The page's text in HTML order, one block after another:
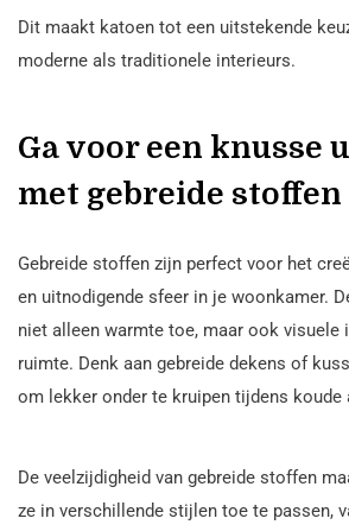
Dit maakt katoen tot een uitstekende
moderne als traditionele interieurs.
Ga voor een knusse
met gebreide stoffen
Gebreide stoffen zijn perfect voor het
en uitnodigende sfeer in je woonkamer.
niet alleen warmte toe, maar ook visuele
ruimte. Denk aan gebreide dekens of
om lekker onder te kruipen tijdens koude
De veelzijdigheid van gebreide stoffen
ze in verschillende stijlen toe te passen,